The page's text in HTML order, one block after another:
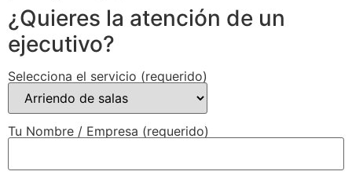
¿Quieres la atención de un
ejecutivo?
Selecciona el servicio (requerido)
Tu Nombre / Empresa (requerido)